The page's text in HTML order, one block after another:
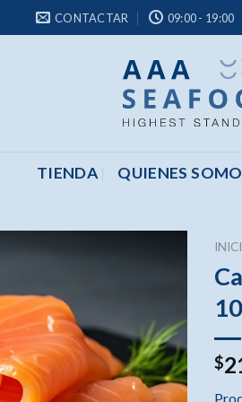
CONTACTAR 09:00 - 19:00
TIENDA QUIENES
$